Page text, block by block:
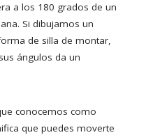
a los 180 grados de un
Si dibujamos un
de silla de montar,
ángulos da un
conocemos como
que puedes moverte